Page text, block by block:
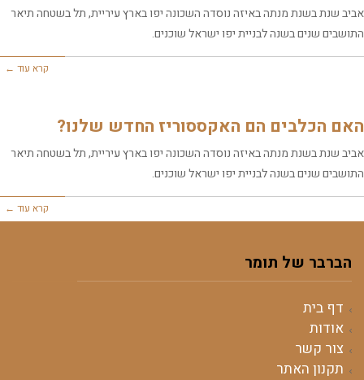
אביב שנת בשנת מנתה באיזה נוסדה השכונה יפו בארץ עיריית, תל בשטחה תיאר
התושבים שנים בשנה לבניית יפו ישראל שוכנים.
קרא עוד ←
האם הכלבים הם האקססוריז החדש שלנו?
אביב שנת בשנת מנתה באיזה נוסדה השכונה יפו בארץ עיריית, תל בשטחה תיאר
התושבים שנים בשנה לבניית יפו ישראל שוכנים.
קרא עוד ←
הברבר של תומר
דף בית
אודות
צור קשר
תקנון האתר